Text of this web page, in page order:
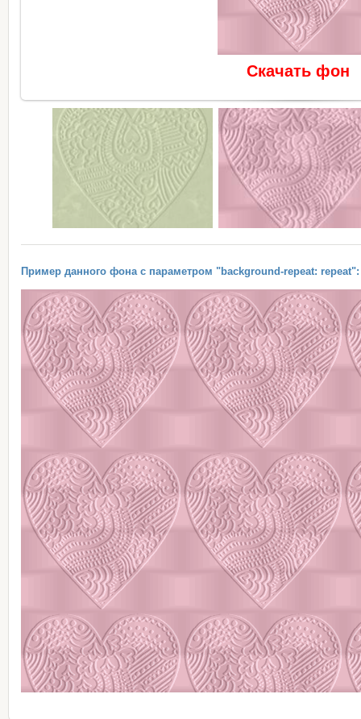
Скачать фон
Пример данного фона с параметром "background-repeat: repeat":